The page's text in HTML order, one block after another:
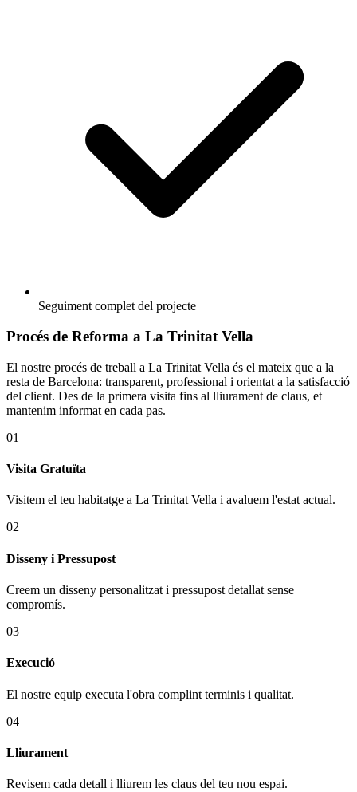
Seguiment complet del projecte
Procés de Reforma a La Trinitat Vella
El nostre procés de treball a La Trinitat Vella és el mateix que a la
resta de Barcelona: transparent, professional i orientat a la satisfacció
del client. Des de la primera visita fins al lliurament de claus, et
mantenim informat en cada pas.
01
Visita Gratuïta
Visitem el teu habitatge a La Trinitat Vella i avaluem l'estat actual.
02
Disseny i Pressupost
Creem un disseny personalitzat i pressupost detallat sense
compromís.
03
Execució
El nostre equip executa l'obra complint terminis i qualitat.
04
Lliurament
Revisem cada detall i lliurem les claus del teu nou espai.